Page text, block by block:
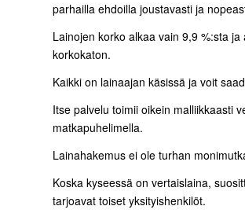
parhailla ehdoilla joustavasti ja
Lainojen korko alkaa vain 9,9 %:sta
korkokaton.
Kaikki on lainaajan käsissä ja voit
Itse palvelu toimii oikein malliikkaasti
matkapuhelimella.
Lainahakemus ei ole turhan
Koska kyseessä on vertaislaina,
tarjoavat toiset yksityishenkilöt.